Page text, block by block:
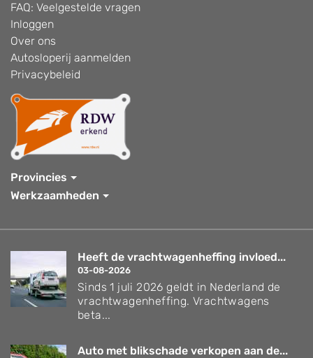
FAQ: Veelgestelde vragen
Inloggen
Over ons
Autosloperij aanmelden
Privacybeleid
Provincies
Werkzaamheden
Heeft de vrachtwagenheffing invloed...
03-08-2026
Sinds 1 juli 2026 geldt in Nederland de
vrachtwagenheffing. Vrachtwagens
beta...
Auto met blikschade verkopen aan de...